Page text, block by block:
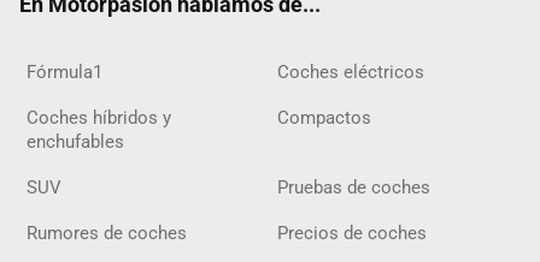
Fórmula1 Coches eléctricos
Coches híbridos y
enchufables
Compactos
SUV Pruebas de coches
Rumores de coches Precios de coches